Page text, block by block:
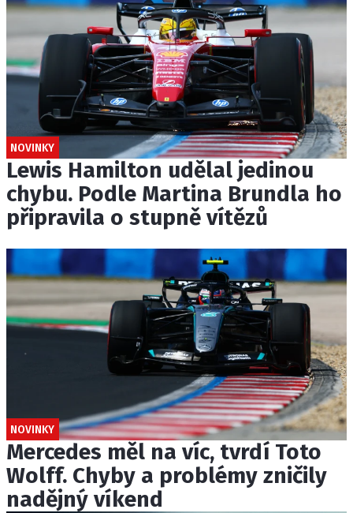
NOVINKY
Lewis Hamilton udělal jedinou
chybu. Podle Martina Brundla ho
připravila o stupně vítězů
NOVINKY
Mercedes měl na víc, tvrdí Toto
Wolff. Chyby a problémy zničily
nadějný víkend